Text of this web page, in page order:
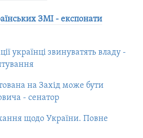
ЗМІ - експонати
українці звинуватять владу -
на Захід може бути
- сенатор
щодо України. Повне